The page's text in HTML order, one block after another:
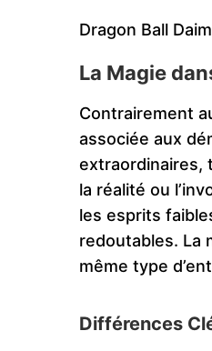
Dragon Ball
La Magie
Contrairement
associée aux
extraordinaires,
la réalité ou
les esprits
redoutables. La
même type
Différences